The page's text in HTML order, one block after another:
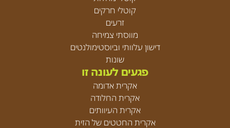
קוטלי חרקים
זרעים
מווסתי צמיחה
דישון עלוותי וביוסטימולנטים
שונות
פגעים לעונה זו
אקרית אדומה
אקרית החלודה
אקרית העיוותים
אקרית החטטים של הזית